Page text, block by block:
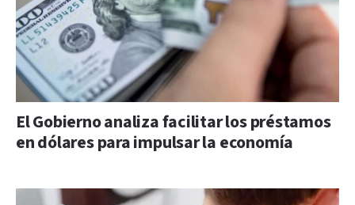
El Gobierno analiza facilitar los préstamos
en dólares para impulsar la economía